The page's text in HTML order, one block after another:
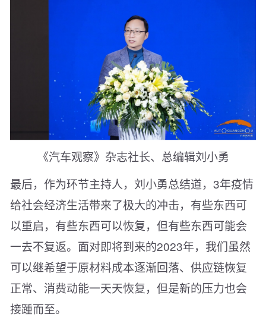
《汽车观察》杂志社长、总编辑刘小勇
最后，作为环节主持人，刘小勇总结道，3年疫情
给社会经济生活带来了极大的冲击，有些东西可
以重启，有些东西可以恢复，但有些东西可能会
一去不复返。面对即将到来的2023年，我们虽然
可以继希望于原材料成本逐渐回落、供应链恢复
正常、消费动能一天天恢复，但是新的压力也会
接踵而至。